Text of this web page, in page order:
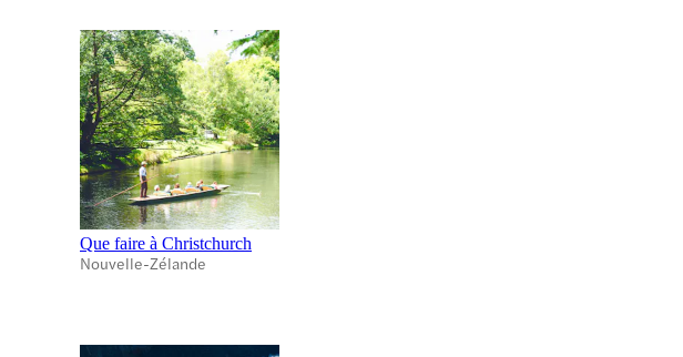
Que faire à Christchurch
Nouvelle-Zélande